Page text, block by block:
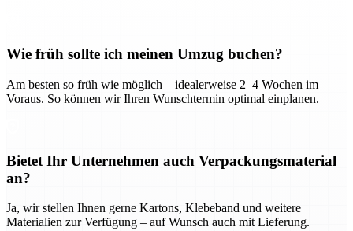
Wie früh sollte ich meinen Umzug buchen?
Am besten so früh wie möglich – idealerweise 2–4 Wochen im
Voraus. So können wir Ihren Wunschtermin optimal einplanen.
Bietet Ihr Unternehmen auch Verpackungsmaterial
an?
Ja, wir stellen Ihnen gerne Kartons, Klebeband und weitere
Materialien zur Verfügung – auf Wunsch auch mit Lieferung.